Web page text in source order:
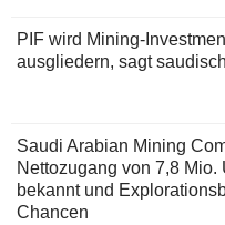
PIF wird Mining-
ausgliedern, sagt
Saudi Arabian Mining
Nettozugang von 7,8
bekannt und
Chancen